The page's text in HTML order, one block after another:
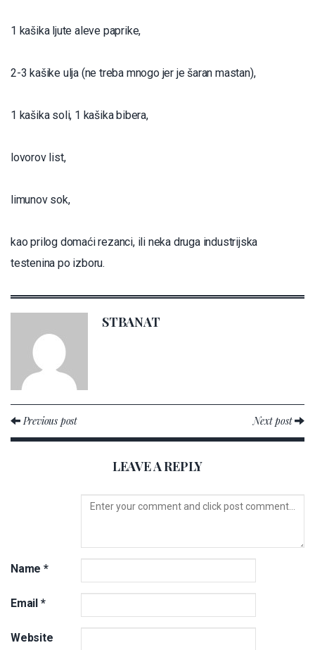
1 kašika ljute aleve paprike,
2-3 kašike ulja (ne treba mnogo jer je šaran mastan),
1 kašika soli, 1 kašika bibera,
lovorov list,
limunov sok,
kao prilog domaći rezanci, ili neka druga industrijska
testenina po izboru.
STBANAT
Previous post Next post
LEAVE A REPLY
Name *
Email *
Website